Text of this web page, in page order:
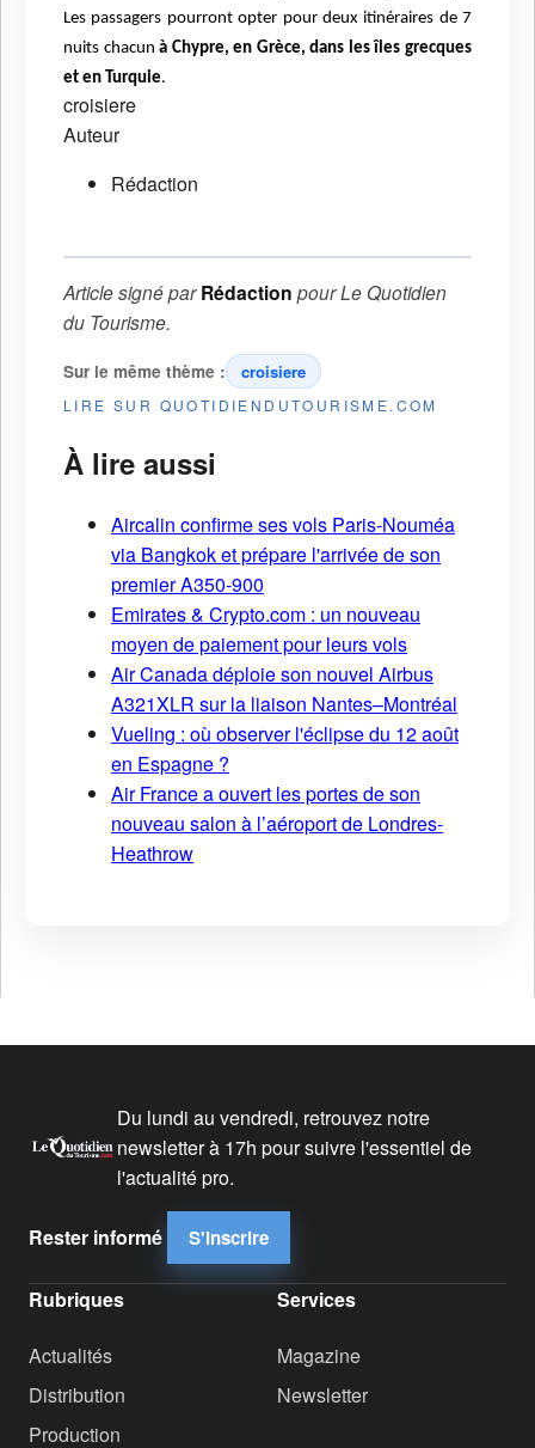
Les passagers pourront opter pour deux itinéraires de 7
nuits chacunà Chypre, en Grèce, dans les îlesgrecques
et en Turquie.
croisiere
Auteur
Rédaction
Article signé parRédaction pourLe Quotidien
du Tourisme.
Sur le même thème : croisiere
LIRE SUR QUOTIDIENDUTOURISME.COM
À lire aussi
Aircalin confirme ses vols Paris-Nouméa
via Bangkok et prépare l'arrivée de son
premier A350-900
Emirates & Crypto.com : un nouveau
moyen de paiement pour leurs vols
Air Canada déploie son nouvel Airbus
A321XLR sur la liaison Nantes–Montréal
Vueling : où observer l'éclipse du 12 août
en Espagne ?
Air France a ouvert les portes de son
nouveau salon à l’aéroport de Londres-
Heathrow
Du lundi au vendredi, retrouvez notre
newsletter à 17h pour suivre l'essentiel de
l'actualité pro.
Rester informé S'inscrire
Rubriques
Actualités
Distribution
Production
Services
Magazine
Newsletter